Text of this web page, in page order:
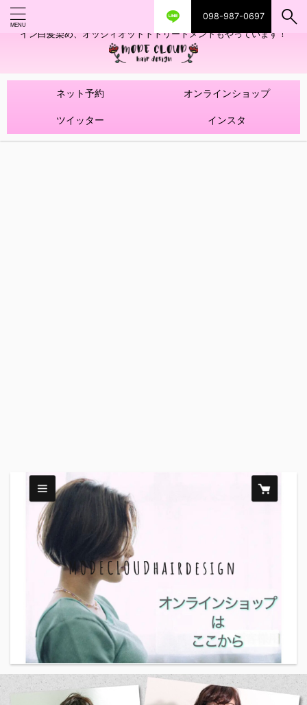
098-987-0697
艶ツヤヘアカラー！髪質改善トリートメントやハイライトを使ったデザ
イン白髪染め、オッジィオットトトリートメントもやっています！
ネット予約 オンラインショップ
ツイッター インスタ